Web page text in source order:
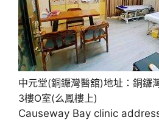
中元堂(銅鑼灣醫舘)地址：銅鑼
3樓O室(么鳳樓上)
Causeway Bay clinic